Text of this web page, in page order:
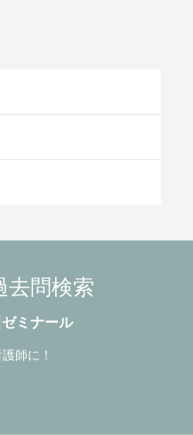
去問検索
ミナール
師に！